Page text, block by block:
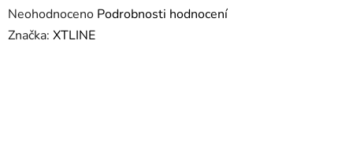
Průměrné
hodnocení
Neohodnoceno Podrobnosti hodnocení
Značka: XTLINE